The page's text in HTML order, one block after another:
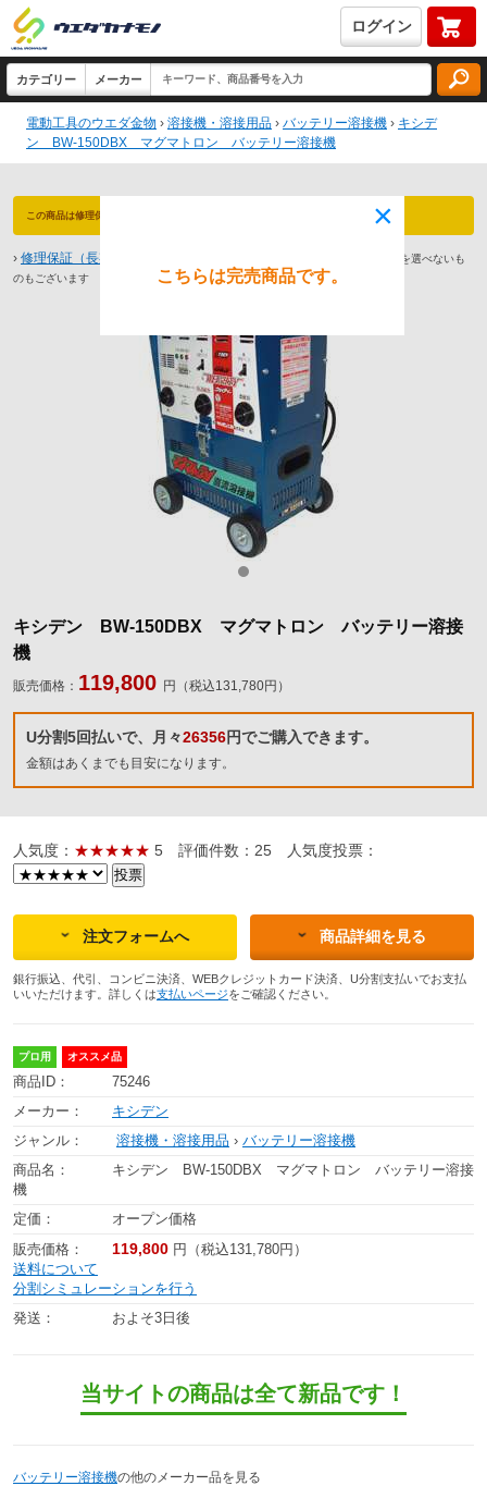
ログイン
電動工具のウエダ金物 › 溶接機・溶接用品 › バッテリー溶接機 › キシデ
ン BW-150DBX マグマトロン バッテリー溶接機
この商品は修理保証 対象商品です（最長3年保証）永久防犯登録付！
› 修理保証（長期保証）とは
※商品によっては1年や2年までしか保証期間を選べないも
のもございます
キシデン BW-150DBX マグマトロン バッテリー溶接
機
販売価格： 119,800 円（税込131,780円）
U分割5回払いで、月々26356円でご購入できます。
金額はあくまでも目安になります。
人気度： ★★★★★ 5 評価件数：25 人気度投票：
注文フォームへ 商品詳細を見る
銀行振込、代引、コンビニ決済、WEBクレジットカード決済、U分割支払いでお支払
いいただけます。詳しくは支払いページをご確認ください。
プロ用 オススメ品
商品ID：
75246
メーカー：
キシデン
ジャンル：
溶接機・溶接用品 › バッテリー溶接機
商品名：
キシデン BW-150DBX マグマトロン バッテリー溶接
機
定価：
オープン価格
販売価格：
119,800 円（税込131,780円）
送料について
分割シミュレーションを行う
発送：
およそ3日後
当サイトの商品は全て新品です！
バッテリー溶接機の他のメーカー品を見る
×
こちらは完売商品です。